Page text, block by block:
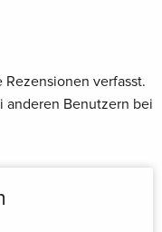
verfasst.
anderen Benutzern bei